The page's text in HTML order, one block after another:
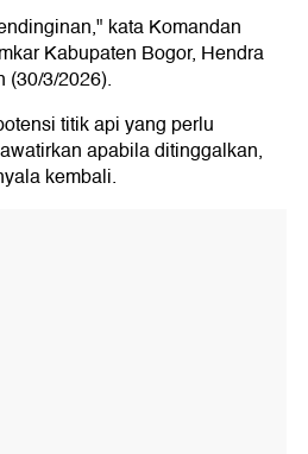
kata Komandan
Kabupaten Bogor, Hendra
(30/3/2026).
titik api yang perlu
apabila ditinggalkan,
kembali.